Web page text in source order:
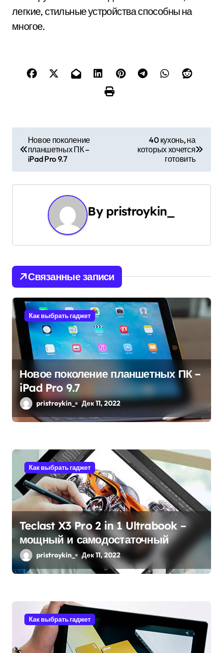
легкие, стильные устройства способны на
многое.
в
и
я
п
о
з
п
и
м
Новое поколение
планшетных ПК –
iPad Pro 9.7
40 кухонь, на
которых хочется
готовить
By pristroykin_
Связанные записи
Как выбрать гаджет
Новое поколение планшетных ПК –
iPad Pro 9.7
pristroykin_ Дек 11, 2022
Как выбрать гаджет
Teclast X3 Pro 2 in 1 Ultrabook –
мощный и самодостаточный
pristroykin_ Дек 11, 2022
Как выбрать гаджет